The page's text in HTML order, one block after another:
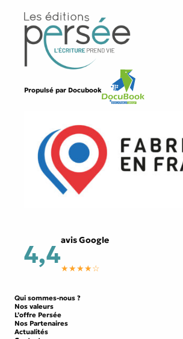
Propulsé par Docubook
4,4avis Google
★★★★☆
Qui sommes-nous ?
Nos valeurs
L’offre Persée
Nos Partenaires
Actualités